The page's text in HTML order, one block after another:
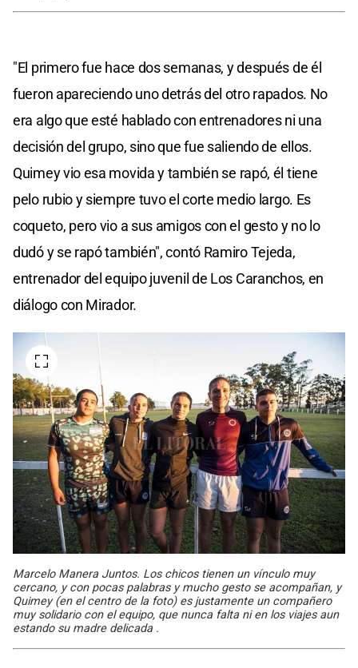
"El primero fue hace dos semanas, y después de él
fueron apareciendo uno detrás del otro rapados. No
era algo que esté hablado con entrenadores ni una
decisión del grupo, sino que fue saliendo de ellos.
Quimey vio esa movida y también se rapó, él tiene
pelo rubio y siempre tuvo el corte medio largo. Es
coqueto, pero vio a sus amigos con el gesto y no lo
dudó y se rapó también", contó Ramiro Tejeda,
entrenador del equipo juvenil de Los Caranchos, en
diálogo con Mirador.
Marcelo Manera Juntos. Los chicos tienen un vínculo muy
cercano, y con pocas palabras y mucho gesto se acompañan, y
Quimey (en el centro de la foto) es justamente un compañero
muy solidario con el equipo, que nunca falta ni en los viajes aun
estando su madre delicada .